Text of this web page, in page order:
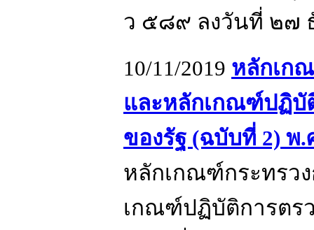
ว ๕๘๙ ลงวันที่ ๒๗
10/11/2019 หลักเก
และหลักเกณฑ์ปฏิบั
ของรัฐ (ฉบับที่ 2) พ.
หลักเกณฑ์กระทรว
เกณฑ์ปฏิบัติการตร